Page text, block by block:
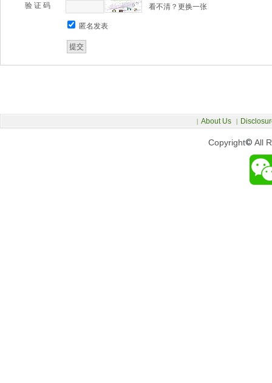
验 证 码 看不清？更换一张
匿名发表
Copyright© All
| About Us |